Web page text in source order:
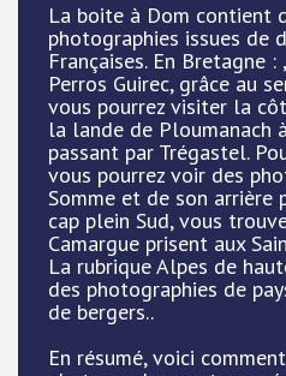
La boite à Dom contient
photographies issues de
Françaises. En Bretagne
Perros Guirec, grâce au
vous pourrez visiter la
la lande de Ploumanach
passant par Trégastel.
vous pourrez voir des
Somme et de son arrière
cap plein Sud, vous
Camargue prisent aux
La rubrique Alpes de
des photographies de
de bergers..
En résumé, voici